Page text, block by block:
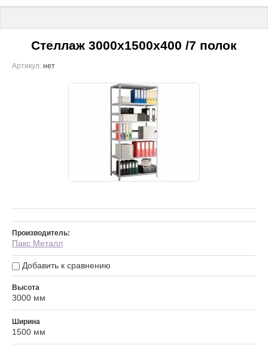
Стеллажи с нагрузкой до 150 кг на полку
Стеллаж 3000х1500х400 /7 полок
Артикул: нет
Производитель:
Пакс Металл
Добавить к сравнению
Высота
3000 мм
Ширина
1500 мм